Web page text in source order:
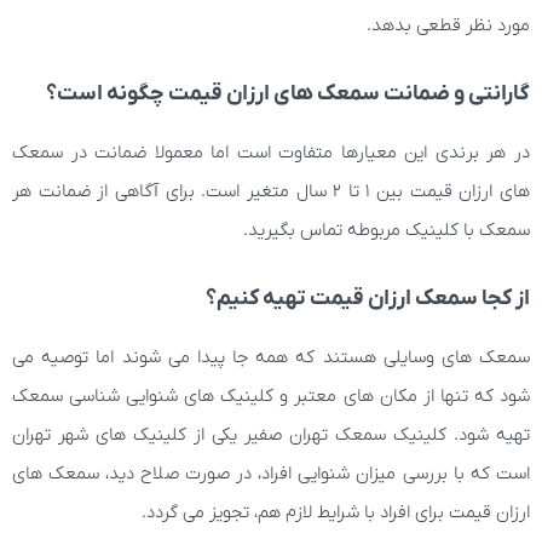
مورد نظر قطعی بدهد.
گارانتی و ضمانت سمعک های ارزان قیمت چگونه است؟
در هر برندی این معیارها متفاوت است اما معمولا ضمانت در سمعک
های ارزان قیمت بین 1 تا 2 سال متغیر است. برای آگاهی از ضمانت هر
سمعک با کلینیک مربوطه تماس بگیرید.
از کجا سمعک ارزان قیمت تهیه کنیم؟
سمعک های وسایلی هستند که همه جا پیدا می شوند اما توصیه می
شود که تنها از مکان های معتبر و کلینیک های شنوایی شناسی سمعک
تهیه شود. کلینیک سمعک تهران صفیر یکی از کلینیک های شهر تهران
است که با بررسی میزان شنوایی افراد، در صورت صلاح دید، سمعک های
ارزان قیمت برای افراد با شرایط لازم هم، تجویز می گردد.